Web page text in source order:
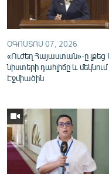
«Ազատության»
ՕԳՈՍՏՈՍ 07, 2026
«Ուժեղ Հայաստան»-ը
նիստերի դահլիճը և մեկնում
Էջմիածին